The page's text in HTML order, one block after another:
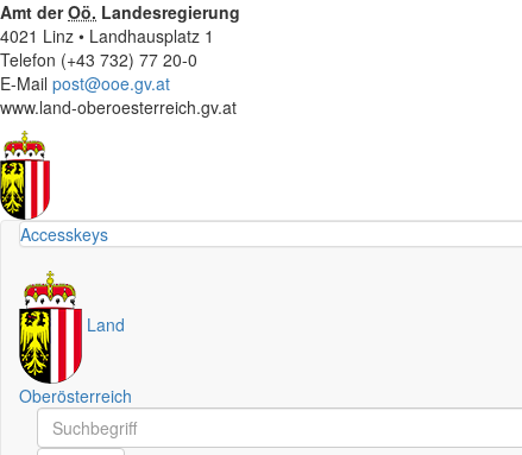
Amt derOö. Landesregierung
4021 Linz • Landhausplatz 1
Telefon (+43 732) 77 20-0
E-Mail post@ooe.gv.at
www.land-oberoesterreich.gv.at
Accesskeys
Land
Oberösterreich
Schnellsuche
Schnellsuche